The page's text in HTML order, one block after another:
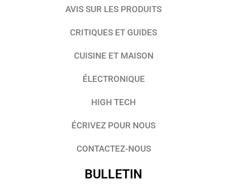
AVIS SUR LES PRODUITS
CRITIQUES ET GUIDES
CUISINE ET MAISON
ÉLECTRONIQUE
HIGH TECH
ÉCRIVEZ POUR NOUS
CONTACTEZ-NOUS
BULLETIN